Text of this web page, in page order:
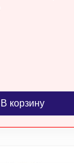
В корзину